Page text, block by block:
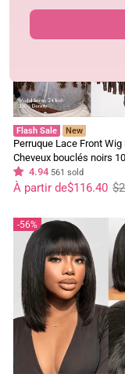
Flash Sale New
Perruque Lace Front Wig
Cheveux bouclés noirs
cheveux humains vierges
épilés - Geeta Hair
4.94 561 sold
Prix
régulier
Prix
réduit
À partir de$116.40
56%